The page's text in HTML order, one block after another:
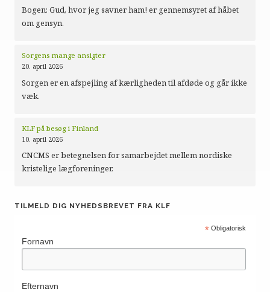
Bogen: Gud, hvor jeg savner ham! er gennemsyret af håbet
om gensyn.
Sorgens mange ansigter
20. april 2026
Sorgen er en afspejling af kærligheden til afdøde og går ikke
væk.
KLF på besøg i Finland
10. april 2026
CNCMS er betegnelsen for samarbejdet mellem nordiske
kristelige lægforeninger.
TILMELD DIG NYHEDSBREVET FRA KLF
* Obligatorisk
Fornavn
Efternavn